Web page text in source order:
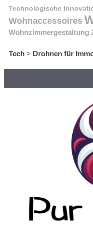
Technologische
Wohnaccessoires
Wohnzimmergestaltung
Tech > Drohnen für